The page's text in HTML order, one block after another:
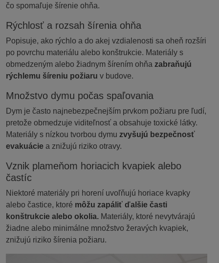
čo spomaľuje šírenie ohňa.
Rýchlosť a rozsah šírenia ohňa
Popisuje, ako rýchlo a do akej vzdialenosti sa oheň rozšíri
po povrchu materiálu alebo konštrukcie. Materiály s
obmedzeným alebo žiadnym šírením ohňa zabraňujú
rýchlemu šíreniu požiaru v budove.
Množstvo dymu počas spaľovania
Dym je často najnebezpečnejším prvkom požiaru pre ľudí,
pretože obmedzuje viditeľnosť a obsahuje toxické látky.
Materiály s nízkou tvorbou dymu zvyšujú bezpečnosť
evakuácie a znižujú riziko otravy.
Vznik plameňom horiacich kvapiek alebo
častíc
Niektoré materiály pri horení uvoľňujú horiace kvapky
alebo častice, ktoré môžu zapáliť ďalšie časti
konštrukcie alebo okolia. Materiály, ktoré nevytvárajú
žiadne alebo minimálne množstvo žeravých kvapiek,
znižujú riziko šírenia požiaru.